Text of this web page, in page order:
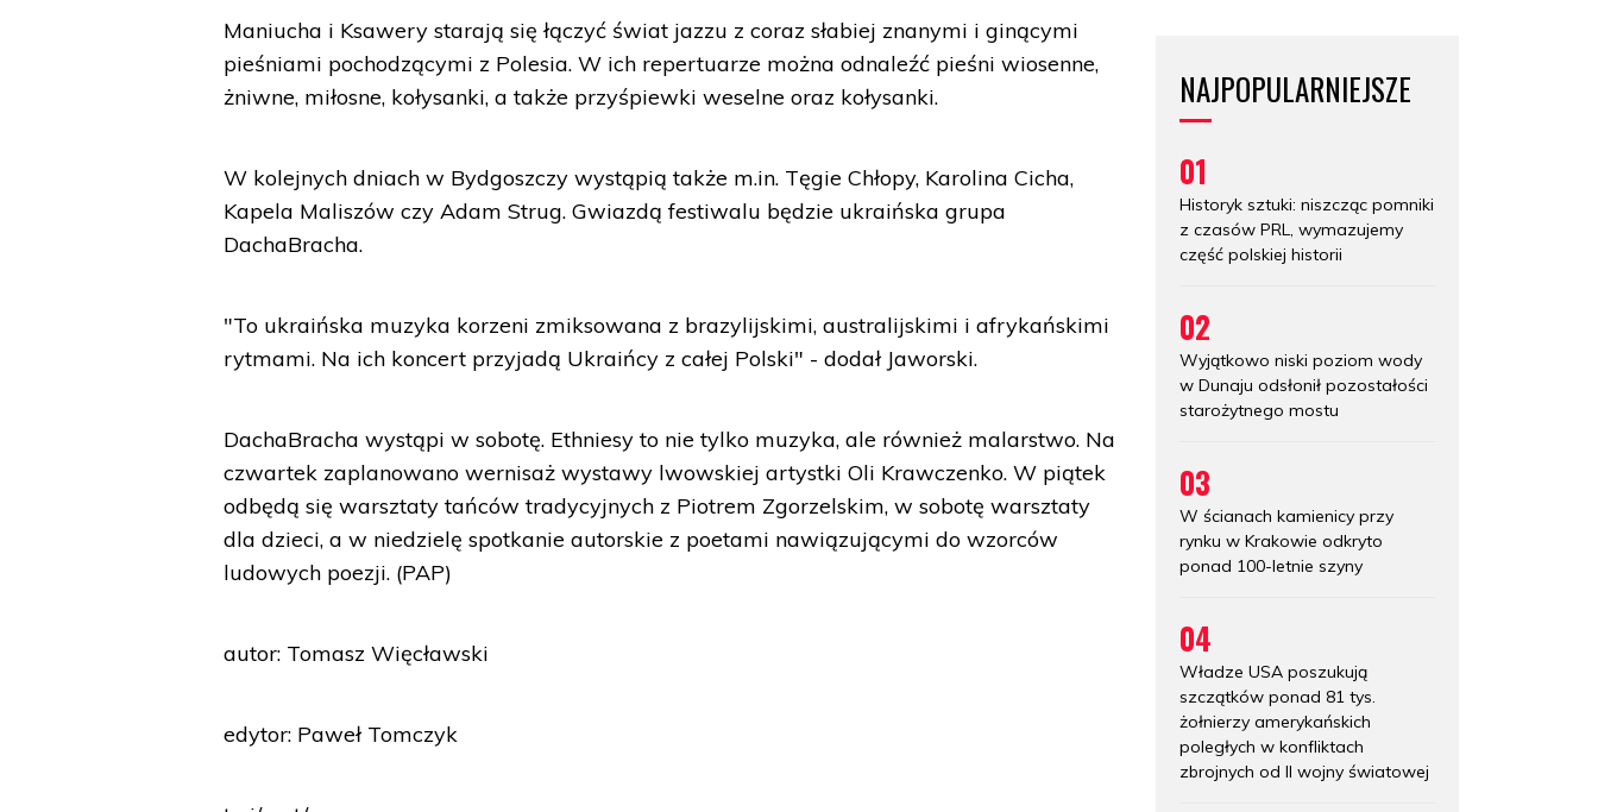
Maniucha i Ksawery starają się łączyć świat jazzu z coraz słabiej znanymi i ginącymi
pieśniami pochodzącymi z Polesia. W ich repertuarze można odnaleźć pieśni wiosenne,
żniwne, miłosne, kołysanki, a także przyśpiewki weselne oraz kołysanki.
W kolejnych dniach w Bydgoszczy wystąpią także m.in. Tęgie Chłopy, Karolina Cicha,
Kapela Maliszów czy Adam Strug. Gwiazdą festiwalu będzie ukraińska grupa
DachaBracha.
"To ukraińska muzyka korzeni zmiksowana z brazylijskimi, australijskimi i afrykańskimi
rytmami. Na ich koncert przyjadą Ukraińcy z całej Polski" - dodał Jaworski.
DachaBracha wystąpi w sobotę. Ethniesy to nie tylko muzyka, ale również malarstwo. Na
czwartek zaplanowano wernisaż wystawy lwowskiej artystki Oli Krawczenko. W piątek
odbędą się warsztaty tańców tradycyjnych z Piotrem Zgorzelskim, w sobotę warsztaty
dla dzieci, a w niedzielę spotkanie autorskie z poetami nawiązującymi do wzorców
ludowych poezji. (PAP)
autor: Tomasz Więcławski
edytor: Paweł Tomczyk
NAJPOPULARNIEJSZE
01
Historyk sztuki: niszcząc pomniki
z czasów PRL, wymazujemy
część polskiej historii
02
Wyjątkowo niski poziom wody
w Dunaju odsłonił pozostałości
starożytnego mostu
03
W ścianach kamienicy przy
rynku w Krakowie odkryto
ponad 100-letnie szyny
04
Władze USA poszukują
szczątków ponad 81 tys.
żołnierzy amerykańskich
poległych w konfliktach
zbrojnych od II wojny światowej